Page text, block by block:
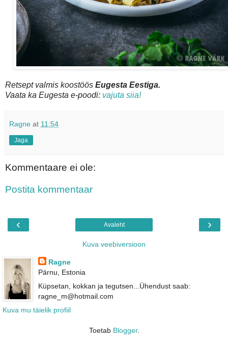
Retsept valmis koostöös Eugesta Eestiga.
Vaata ka Eugesta e-poodi: vajuta siia!
Ragne at 11:54
Jaga
Kommentaare ei ole:
Postita kommentaar
‹ ›
Avaleht
Kuva veebiversioon
Ragne
Pärnu, Estonia
Küpsetan, kokkan ja tegutsen...Ühendust saab:
ragne_m@hotmail.com
Kuva mu täielik profiil
Toetab Blogger.